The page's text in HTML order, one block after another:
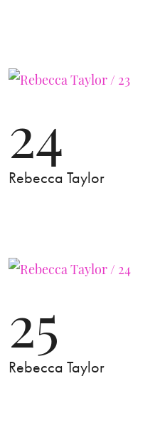
24
Rebecca Taylor
25
Rebecca Taylor